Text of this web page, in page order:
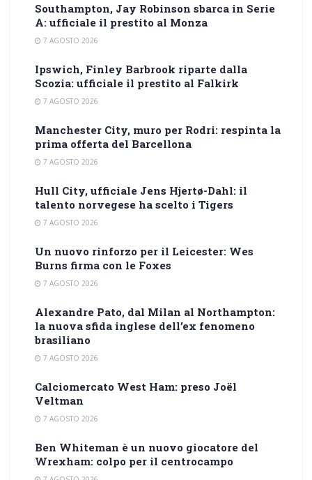
Southampton, Jay Robinson sbarca in Serie
A: ufficiale il prestito al Monza
7 AGOSTO 2026
Ipswich, Finley Barbrook riparte dalla
Scozia: ufficiale il prestito al Falkirk
7 AGOSTO 2026
Manchester City, muro per Rodri: respinta la
prima offerta del Barcellona
7 AGOSTO 2026
Hull City, ufficiale Jens Hjertø-Dahl: il
talento norvegese ha scelto i Tigers
7 AGOSTO 2026
Un nuovo rinforzo per il Leicester: Wes
Burns firma con le Foxes
7 AGOSTO 2026
Alexandre Pato, dal Milan al Northampton:
la nuova sfida inglese dell’ex fenomeno
brasiliano
7 AGOSTO 2026
Calciomercato West Ham: preso Joël
Veltman
7 AGOSTO 2026
Ben Whiteman è un nuovo giocatore del
Wrexham: colpo per il centrocampo